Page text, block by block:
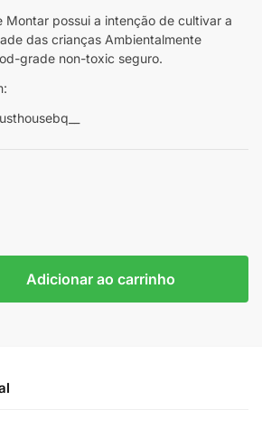
Montar possui a intenção de cultivar a
das crianças Ambientalmente
grade non-toxic seguro.
Adicionar ao carrinho